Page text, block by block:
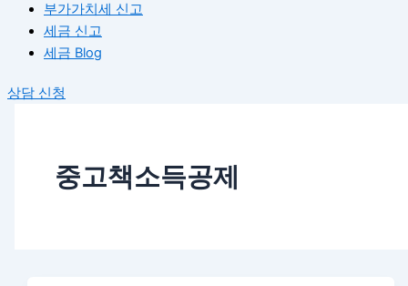
부가가치세 신고
세금 신고
세금 Blog
상담 신청
중고책소득공제